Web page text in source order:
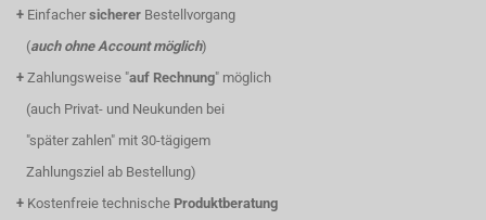
+ Einfacher sicherer Bestellvorgang
(auch ohne Account möglich)
+ Zahlungsweise "auf Rechnung" möglich
(auch Privat- und Neukunden bei
"später zahlen" mit 30-tägigem
Zahlungsziel ab Bestellung)
+ Kostenfreie technische Produktberatung